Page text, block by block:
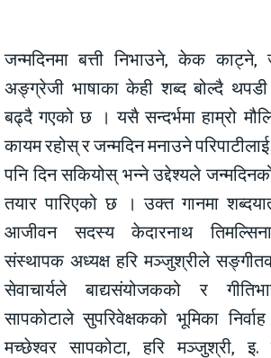
जन्मदिनमा बत्ती निभाउने, केक
अङ्ग्रेजी भाषाका केही शब्द बोल्दै थपडी
बढ्दै गएको छ । यसै सन्दर्भमा हाम्रो
कायम रहोस् र जन्मदिन मनाउने
पनि दिन सकियोस् भन्ने उद्देश्यले
तयार पारिएको छ । उक्त गानमा
आजीवन सदस्य केदारनाथ
संस्थापक अध्यक्ष हरि मञ्जुश्रीले
सेवाचार्यले बाद्यसंयोजकको र
सापकोटाले सुपरिवेक्षकको भूमिका
मच्छेश्वर सापकोटा, हरि मञ्जुश्री, इ.